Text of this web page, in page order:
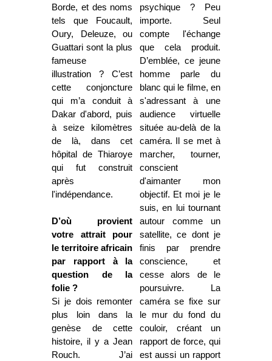
Borde, et des noms
tels que Foucault,
Oury, Deleuze, ou
Guattari sont la plus
fameuse
illustration ? C’est
cette conjoncture
qui m’a conduit à
Dakar d'abord, puis
à seize kilomètres
de là, dans cet
hôpital de Thiaroye
qui fut construit
après
l'indépendance.
D’où provient
votre attrait pour
le territoire africain
par rapport à la
question de la
folie ?
Si je dois remonter
plus loin dans la
genèse de cette
histoire, il y a Jean
Rouch. J’ai
psychique ? Peu
importe. Seul
compte l'échange
que cela produit.
D’emblée, ce jeune
homme parle du
blanc qui le filme, en
s'adressant à une
audience virtuelle
située au-delà de la
caméra. Il se met à
marcher, tourner,
conscient
d'aimanter mon
objectif. Et moi je le
suis, en lui tournant
autour comme un
satellite, ce dont je
finis par prendre
conscience, et
cesse alors de le
poursuivre. La
caméra se fixe sur
le mur du fond du
couloir, créant un
rapport de force, qui
est aussi un rapport